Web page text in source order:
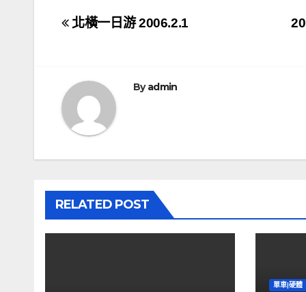
文
導
覽
北橫一日游 2006.2.1
Byadmin
RELATED POST
單車|硬體